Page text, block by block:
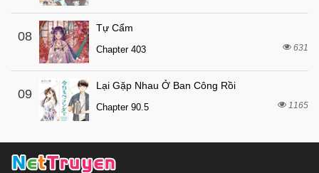
Chapter 1 7 tháng trước
08
Tự Cẩm
Chapter 403 631
09
Lại Gặp Nhau Ở Ban Công Rồi
Chapter 90.5 1165